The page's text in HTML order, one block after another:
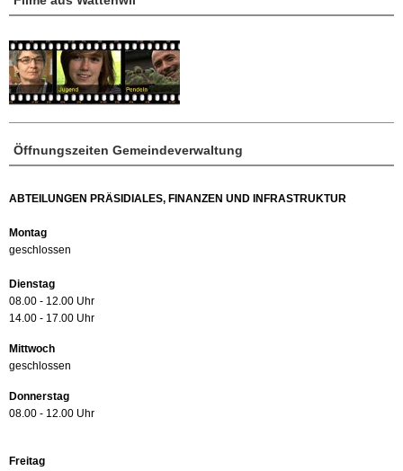
Öffnungszeiten Gemeindeverwaltung
ABTEILUNGEN PRÄSIDIALES, FINANZEN UND INFRASTRUKTUR
Montag
geschlossen
Dienstag
08.00 - 12.00 Uhr
14.00 - 17.00 Uhr
Mittwoch
geschlossen
Donnerstag
08.00 - 12.00 Uhr
Freitag